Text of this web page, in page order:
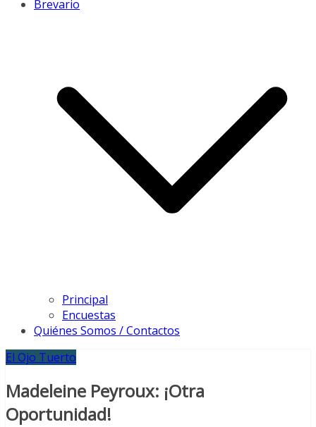
Brevario
Principal
Encuestas
Quiénes Somos / Contactos
El Ojo Tuerto
Madeleine Peyroux: ¡Otra
Oportunidad!